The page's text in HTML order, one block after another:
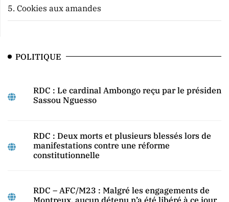
5. Cookies aux amandes
POLITIQUE
RDC : Le cardinal Ambongo reçu par le président
Sassou Nguesso
RDC : Deux morts et plusieurs blessés lors de
manifestations contre une réforme
constitutionnelle
RDC – AFC/M23 : Malgré les engagements de